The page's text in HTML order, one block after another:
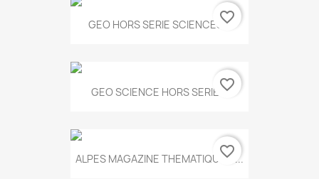
GEO HORS SERIE SCIENCES...
favorite_border
GEO SCIENCE HORS SERIE...favorite_border
ALPES MAGAZINE THEMATIQUE N...
favorite_border